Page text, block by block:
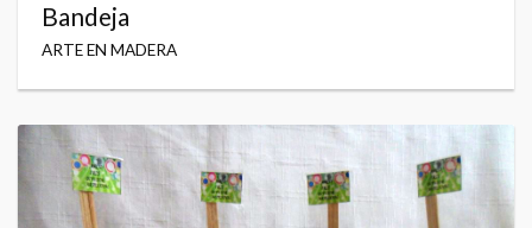
Bandeja
ARTE EN MADERA